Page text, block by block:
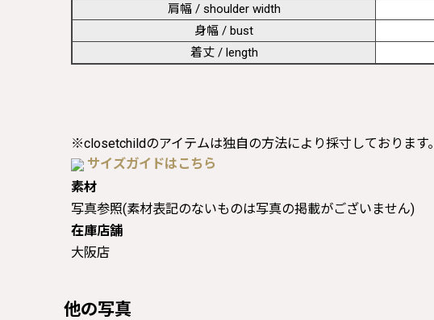
肩幅 / shoulder width
身幅 / bust
着丈 / length
※closetchildのアイテムは独自の方法により採寸しております。
サイズガイドはこちら
素材
写真参照(素材表記のないものは写真の掲載がございません)
在庫店舗
大阪店
他の写真